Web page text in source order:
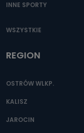
INNE SPORTY
WSZYSTKIE
REGION
OSTRÓW WLKP.
KALISZ
JAROCIN